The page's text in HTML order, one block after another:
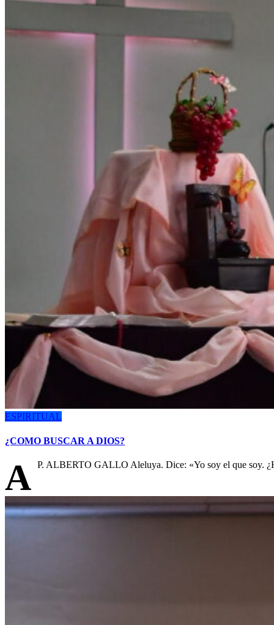
ESPIRITUAL
¿COMO BUSCAR A DIOS?
A P. ALBERTO GALLO Aleluya. Dice: «Yo soy el que soy.